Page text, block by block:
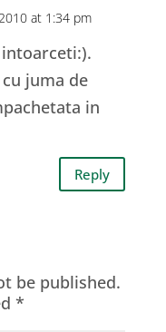
at 1:34 pm
juma de
in
Reply
be published.
*